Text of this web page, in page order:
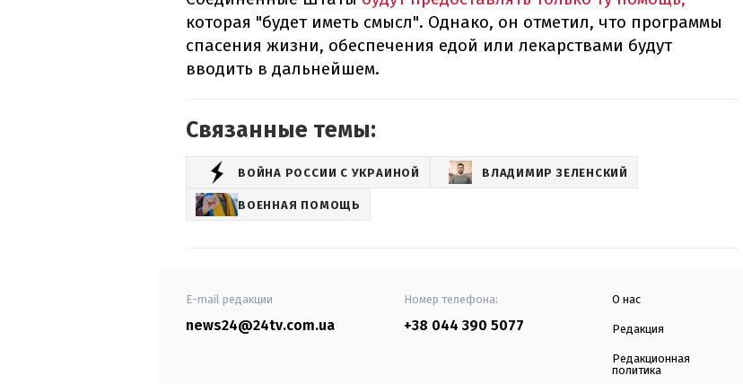
которая "будет иметь смысл". Однако, он отметил, что программы
спасения жизни, обеспечения едой или лекарствами будут
вводить в дальнейшем.
Связанные темы:
ВОЙНА РОССИИ С УКРАИНОЙ ВЛАДИМИР ЗЕЛЕНСКИЙ
ВОЕННАЯ ПОМОЩЬ
E-mail редакции
news24@24tv.com.ua
Номер телефона:
+38 044 390 5077
О нас
Редакция
Редакционная
политика